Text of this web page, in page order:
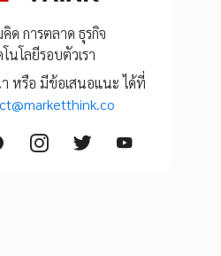
ด การตลาด ธุรกิจ
โนโลยีรอบตัวเรา
หรือ มีข้อเสนอแนะ ได้ที่